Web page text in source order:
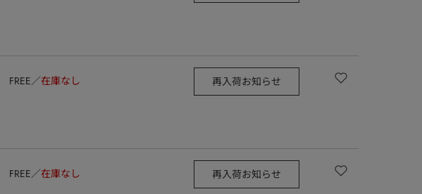
FREE 在庫なし 再入荷お知らせ
FREE 在庫なし 再入荷お知らせ